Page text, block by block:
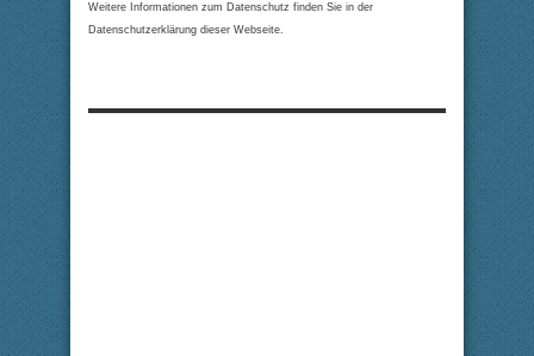
Weitere Informationen zum Datenschutz finden Sie in der
Datenschutzerklärung dieser Webseite.